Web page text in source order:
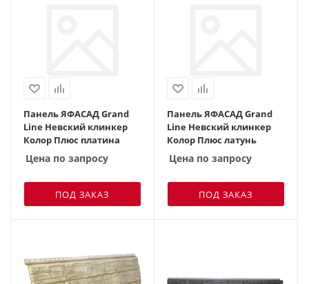
Панель ЯФАСАД Grand
Line Невский клинкер
Колор Плюс платина
Цена по запросу
ПОД ЗАКАЗ
Панель ЯФАСАД Grand
Line Невский клинкер
Колор Плюс латунь
Цена по запросу
ПОД ЗАКАЗ